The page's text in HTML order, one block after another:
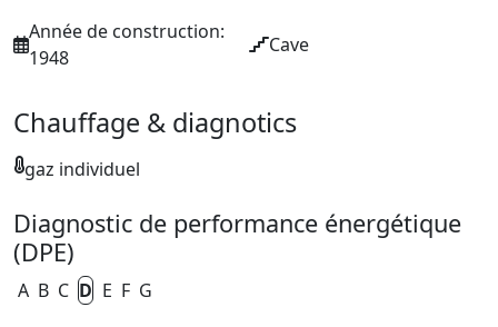
Année de construction:
1948
Cave
Chauffage & diagnotics
gaz individuel
Diagnostic de performance énergétique
(DPE)
A B C D E F G